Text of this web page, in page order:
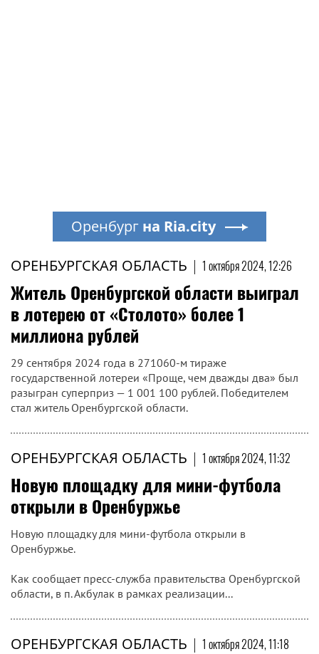
ОРЕНБУРГСКАЯ ОБЛАСТЬ | 1 октября 2024, 12:26
Житель Оренбургской области выиграл
в лотерею от «Столото» более 1
миллиона рублей
29 сентября 2024 года в 271060-м тираже
государственной лотереи «Проще, чем дважды два» был
разыгран суперприз — 1 001 100 рублей. Победителем
стал житель Оренбургской области.
ОРЕНБУРГСКАЯ ОБЛАСТЬ | 1 октября 2024, 11:32
Новую площадку для мини-футбола
открыли в Оренбуржье
Новую площадку для мини-футбола открыли в
Оренбуржье.
Как сообщает пресс-служба правительства Оренбургской
области, в п. Акбулак в рамках реализации...
ОРЕНБУРГСКАЯ ОБЛАСТЬ | 1 октября 2024, 11:18
Оренбург на Ria.city